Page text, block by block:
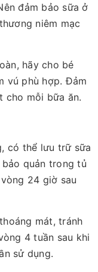
đảm bảo sữa ở
niêm mạc
hãy cho bé
vú phù hợp. Đảm
cho mỗi bữa ăn.
có thể lưu trữ sữa
quản trong tủ
24 giờ sau
mát, tránh
4 tuần sau khi
sử dụng.